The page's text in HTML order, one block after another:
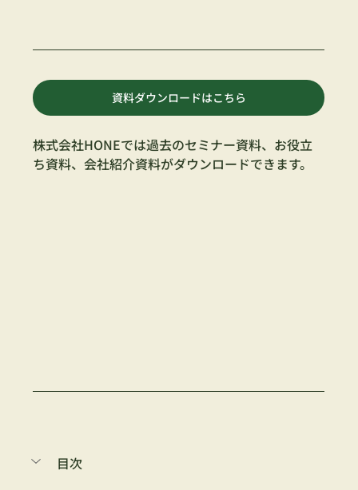
資料ダウンロードはこちら
株式会社HONEでは過去のセミナー資料、お役立
ち資料、会社紹介資料がダウンロードできます。
目次